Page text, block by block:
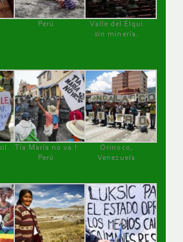
Perú
Valle del Elqui
sin minería.
Tía María no va !
Perú
Orinoco,
Venezuela